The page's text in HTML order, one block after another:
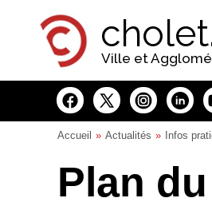
Ville et
Accueil Actualités Infos
Plan